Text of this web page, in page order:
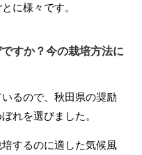
に様々です。
すか？今の栽培方法に
るので、秋田県の奨励
れを選びました。
するのに適した気候風